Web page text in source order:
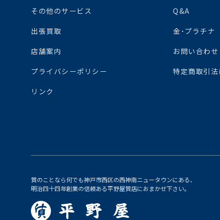
その他のサービス Q&A
出張買取 金･プラチナ
店舗案内 お問い合わせ
プライバシーポリシー 特定商取引
リンク
質のことなら何でも神戸市西区の西神南ニュータウンにある、
明治四十四年創業の信頼ある平野屋質店におまかせ下さい。